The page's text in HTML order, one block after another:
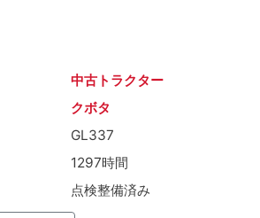
中古トラクター
クボタ
GL337
1297時間
点検整備済み